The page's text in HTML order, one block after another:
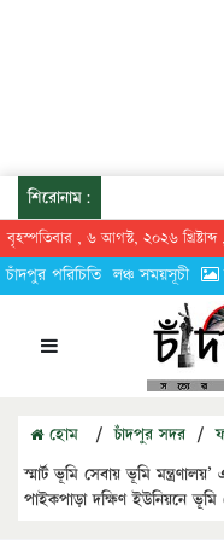
শিরোনাম:
বৃহস্পতিবার , ৬ আগস্ট, ২০২৬
চাঁদপুর পরিচিতি লঞ্চ সময়সূচী
হোম / চাঁদপুর সদর /
স্মার্ট ভূমি সেবায় ভূমি
পাইকপাড়া দক্ষিণ ইউনিয়নে